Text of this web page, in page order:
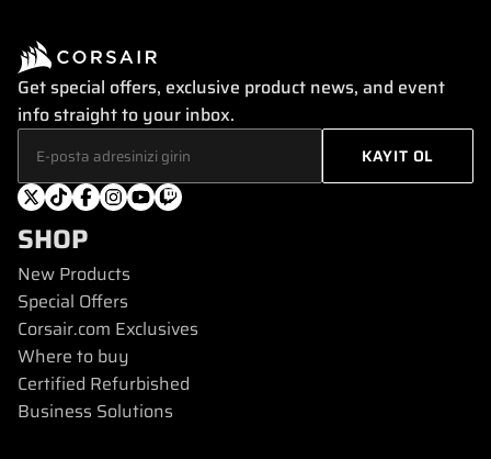
Get special offers, exclusive product news, and event
info straight to your inbox.
SHOP
New Products
Special Offers
Corsair.com Exclusives
Where to buy
Certified Refurbished
Business Solutions